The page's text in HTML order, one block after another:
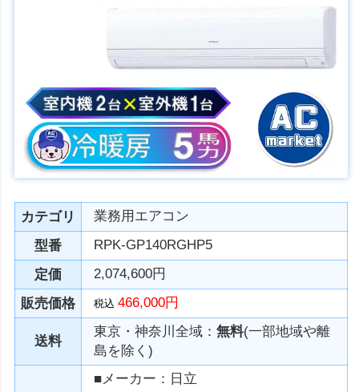
カテゴリ
業務用エアコン
型番
RPK-GP140RGHP5
定価
2,074,600円
販売価格
税込466,000円
送料
東京・神奈川全域：無料(一部地域や離
島を除く)
■メーカー：日立